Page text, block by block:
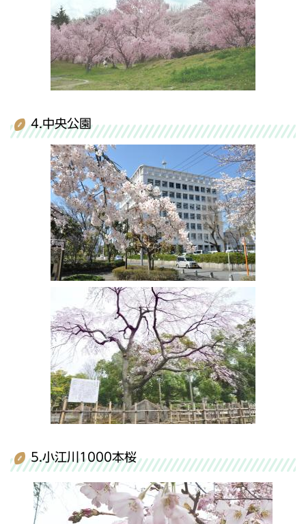
4.中央公園
5.小江川1000本桜